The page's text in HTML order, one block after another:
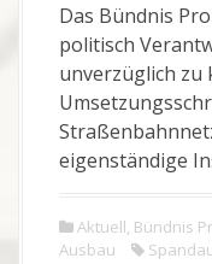
Das Bündnis
politisch
unverzüglich zu
eigenständige
Aktuell, Bündnis
Ausbau